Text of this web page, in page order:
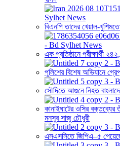
বিএনপি তাদের খেয়াল-
এক প্রতিষ্ঠানে পরীক্ষার্থী
পুলিশের বিশেষ অভিযানে
সৌদিতে আগুনে নিহত
কানাইঘাটের ওসির বক্তব্যের
মনসুর সাজু চৌধুরী
এসএসসিতে জিপিএ–৫